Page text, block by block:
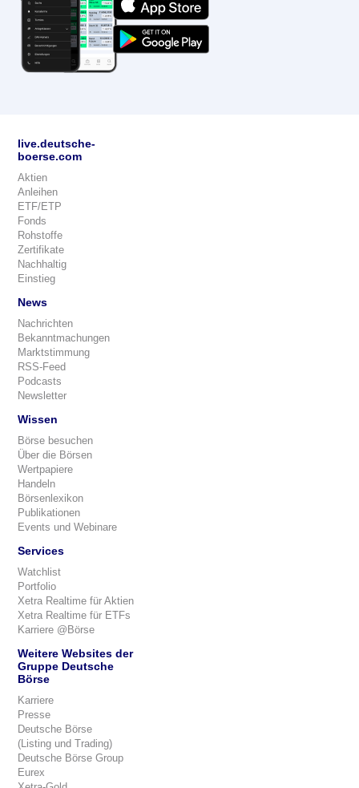
live.deutsche-
boerse.com
Aktien
Anleihen
ETF/ETP
Fonds
Rohstoffe
Zertifikate
Nachhaltig
Einstieg
News
Nachrichten
Bekanntmachungen
Marktstimmung
RSS-Feed
Podcasts
Newsletter
Wissen
Börse besuchen
Über die Börsen
Wertpapiere
Handeln
Börsenlexikon
Publikationen
Events und Webinare
Services
Watchlist
Portfolio
Xetra Realtime für Aktien
Xetra Realtime für ETFs
Karriere @Börse
Weitere Websites der
Gruppe Deutsche
Börse
Karriere
Presse
Deutsche Börse
(Listing und Trading)
Deutsche Börse Group
Eurex